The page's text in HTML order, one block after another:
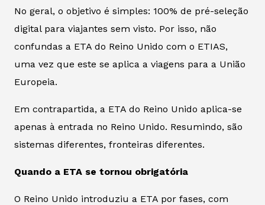
No geral, o objetivo é simples: 100% de pré-seleção
digital para viajantes sem visto. Por isso, não
confundas a ETA do Reino Unido com o ETIAS,
uma vez que este se aplica a viagens para a União
Europeia.
Em contrapartida, a ETA do Reino Unido aplica-se
apenas à entrada no Reino Unido. Resumindo, são
sistemas diferentes, fronteiras diferentes.
Quando a ETA se tornou obrigatória
O Reino Unido introduziu a ETA por fases, com